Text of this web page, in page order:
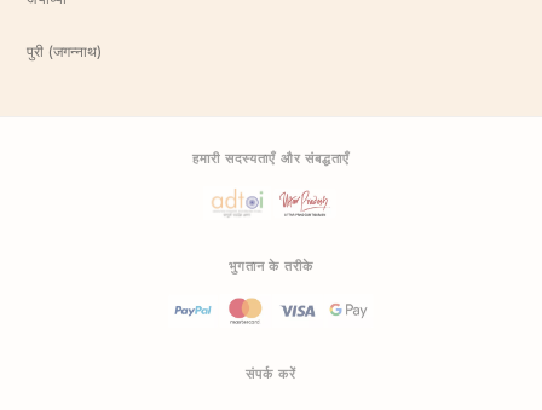
पुरी (जगन्नाथ)
हमारी सदस्यताएँ और संबद्धताएँ
भुगतान के तरीके
संपर्क करें